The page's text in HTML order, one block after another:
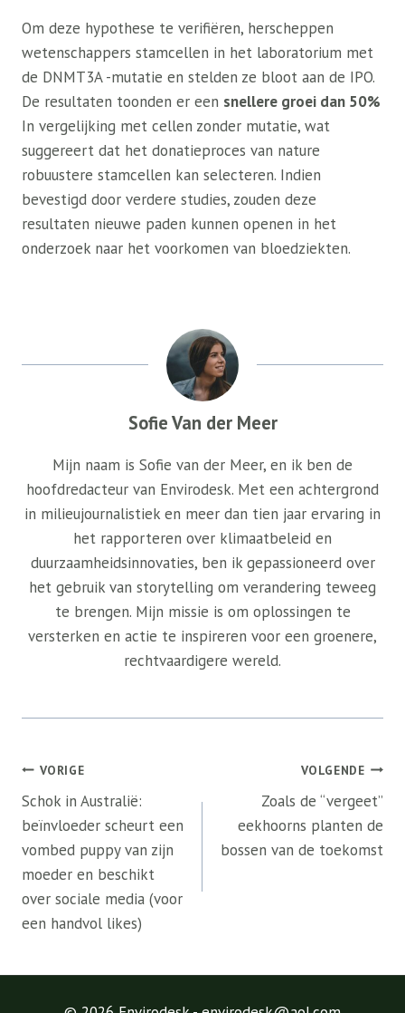
Om deze hypothese te verifiëren, herscheppen
wetenschappers stamcellen in het laboratorium met
de DNMT3A -mutatie en stelden ze bloot aan de IPO.
De resultaten toonden er een snellere groei dan 50%
In vergelijking met cellen zonder mutatie, wat
suggereert dat het donatieproces van nature
robuustere stamcellen kan selecteren. Indien
bevestigd door verdere studies, zouden deze
resultaten nieuwe paden kunnen openen in het
onderzoek naar het voorkomen van bloedziekten.
Sofie Van der Meer
Mijn naam is Sofie van der Meer, en ik ben de
hoofdredacteur van Envirodesk. Met een achtergrond
in milieujournalistiek en meer dan tien jaar ervaring in
het rapporteren over klimaatbeleid en
duurzaamheidsinnovaties, ben ik gepassioneerd over
het gebruik van storytelling om verandering teweeg
te brengen. Mijn missie is om oplossingen te
versterken en actie te inspireren voor een groenere,
rechtvaardigere wereld.
Bericht
navigatie
VORIGE
Schok in Australië:
beïnvloeder scheurt een
vombed puppy van zijn
moeder en beschikt
over sociale media (voor
een handvol likes)
VOLGENDE
Zoals de “vergeet”
eekhoorns planten de
bossen van de toekomst